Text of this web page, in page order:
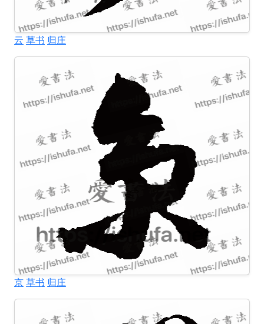
云 草书 归庄
京草书 归庄